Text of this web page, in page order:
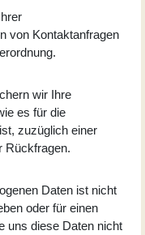
von Kontaktanfragen
wir Ihre
es für die
zuzüglich einer
Rückfragen.
Daten ist nicht
oder für einen
uns diese Daten nicht